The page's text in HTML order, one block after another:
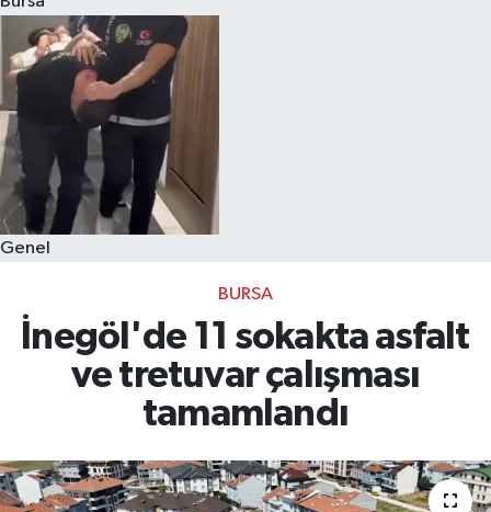
Genel
BURSA
İnegöl'de 11 sokakta asfalt
ve tretuvar çalışması
tamamlandı
Eğitim
Sağlık
Magazin
Kültür & Sanat
Teknoloji
Genel